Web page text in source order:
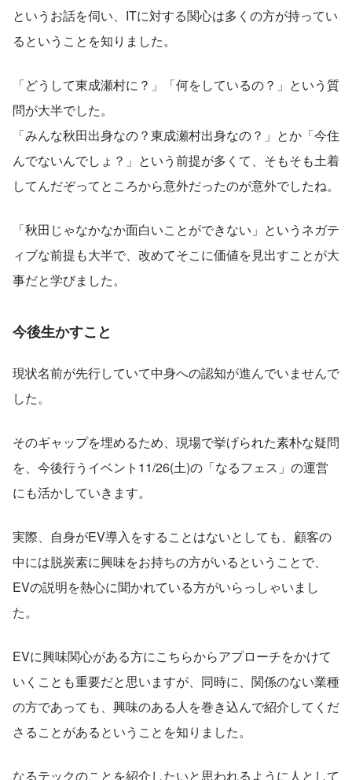
というお話を伺い、ITに対する関心は多くの方が持ってい
るということを知りました。
「どうして東成瀬村に？」「何をしているの？」という質
問が大半でした。
「みんな秋田出身なの？東成瀬村出身なの？」とか「今住
んでないんでしょ？」という前提が多くて、そもそも土着
してんだぞってところから意外だったのが意外でしたね。
「秋田じゃなかなか面白いことができない」というネガテ
ィブな前提も大半で、改めてそこに価値を見出すことが大
事だと学びました。
今後生かすこと
現状名前が先行していて中身への認知が進んでいませんで
した。
そのギャップを埋めるため、現場で挙げられた素朴な疑問
を、今後行うイベント11/26(土)の「なるフェス」の運営
にも活かしていきます。
実際、自身がEV導入をすることはないとしても、顧客の
中には脱炭素に興味をお持ちの方がいるということで、
EVの説明を熱心に聞かれている方がいらっしゃいまし
た。
EVに興味関心がある方にこちらからアプローチをかけて
いくことも重要だと思いますが、同時に、関係のない業種
の方であっても、興味のある人を巻き込んで紹介してくだ
さることがあるということを知りました。
なるテックのことを紹介したいと思われるように人として